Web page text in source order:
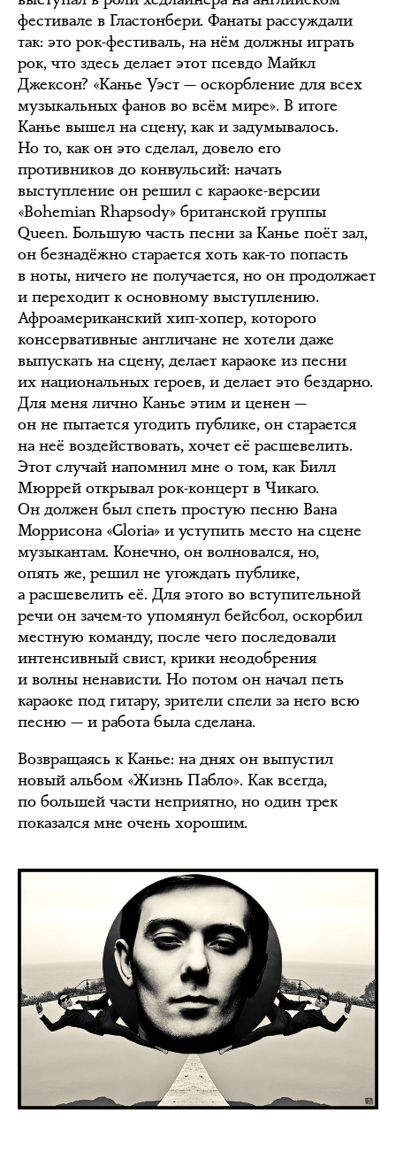
фестивале в Гластонбери. Фанаты рассуждали
так: это рок-фестиваль, на нём должны играть
рок, что здесь делает этот псевдо Майкл
Джексон? «Канье Уэст — оскорбление для всех
музыкальных фанов во всём мире». В итоге
Канье вышел на сцену, как и задумывалось.
Но то, как он это сделал, довело его
противников до конвульсий: начать
выступление он решил с караоке-версии
«Bohemian Rhapsody» британской группы
Queen. Большую часть песни за Канье поёт зал,
он безнадёжно старается хоть как-то попасть
в ноты, ничего не получается, но он продолжает
и переходит к основному выступлению.
Афроамериканский хип-хопер, которого
консервативные англичане не хотели даже
выпускать на сцену, делает караоке из песни
их национальных героев, и делает это бездарно.
Для меня лично Канье этим и ценен —
он не пытается угодить публике, он старается
на неё воздействовать, хочет её расшевелить.
Этот случай напомнил мне о том, как Билл
Мюррей открывал рок-концерт в Чикаго.
Он должен был спеть простую песню Вана
Моррисона «Gloria» и уступить место на сцене
музыкантам. Конечно, он волновался, но,
опять же, решил не угождать публике,
а расшевелить её. Для этого во вступительной
речи он зачем-то упомянул бейсбол, оскорбил
местную команду, после чего последовали
интенсивный свист, крики неодобрения
и волны ненависти. Но потом он начал петь
караоке под гитару, зрители спели за него всю
песню — и работа была сделана.
Возвращаясь к Канье: на днях он выпустил
новый альбом «Жизнь Пабло». Как всегда,
по большей части неприятно, но один трек
показался мне очень хорошим.